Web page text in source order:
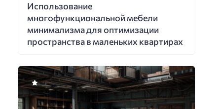
Использование
многофункциональной мебели
минимализма для оптимизации
пространства в маленьких квартирах